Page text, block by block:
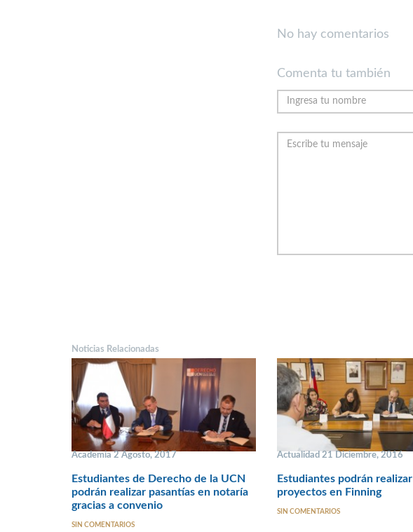
No hay comentarios
Comenta tu también
Noticias Relacionadas
Academia 2 Agosto, 2017
Estudiantes de Derecho de la UCN
podrán realizar pasantías en notaría
gracias a convenio
SIN COMENTARIOS
Actualidad 21 Diciembre, 2016
Estudiantes podrán realizar
proyectos en Finning
SIN COMENTARIOS